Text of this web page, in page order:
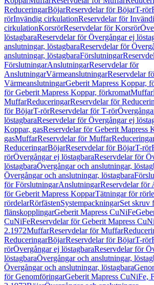
ReduceringarBöjarReservdelar för BöjarT-rör
rörInvändig cirkulationReservdelar för
cirkulationKorsrörReservdelar för Korsrör
löstagbaraReservdelar för Övergångar ej
anslutningar, löstagbaraReservdelar för
anslutningar, löstagbaraFörslutningar
FörslutningarAnslutningarReservdelar för
AnslutningarVärmeanslutningarReservdelar
VärmeanslutningarGeberit Mapress Koppar,
för Geberit Mapress Koppar, förkromatMuffar
MuffarReduceringarReservdelar för
för BöjarT-rörReservdelar för T-rör
löstagbaraReservdelar för Övergångar ej
Koppar, gasReservdelar för Geberit Mapress
gasMuffarReservdelar för Muffar
ReduceringarBöjarReservdelar för BöjarT-rör
rörÖvergångar ej löstagbaraReservdelar för
löstagbaraÖvergångar och anslutningar,
Övergångar och anslutningar, löstagbara
för FörslutningarAnslutningarReservdelar för
för Geberit Mapress KopparTätningar för
rördelarRörfästenSystempackningarSet skruv
flänskopplingarGeberit Mapress CuNiFe
CuNiFeReservdelar för Geberit Mapress
2.1972MuffarReservdelar för Muffar
ReduceringarBöjarReservdelar för BöjarT-rör
rörÖvergångar ej löstagbaraReservdelar för
löstagbaraÖvergångar och anslutningar,
Övergångar och anslutningar, löstagbara
för GenomföringarGeberit Mapress CuNiFe,